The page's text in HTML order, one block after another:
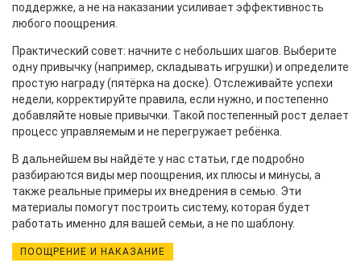
поддержке, а не на наказании усиливает эффективность
любого поощрения.
Практический совет: начните с небольших шагов. Выберите
одну привычку (например, складывать игрушки) и определите
простую награду (пятёрка на доске). Отслеживайте успехи
недели, корректируйте правила, если нужно, и постепенно
добавляйте новые привычки. Такой постепенный рост делает
процесс управляемым и не перегружает ребёнка.
В дальнейшем вы найдёте у нас статьи, где подробно
разбираются виды мер поощрения, их плюсы и минусы, а
также реальные примеры их внедрения в семью. Эти
материалы помогут построить систему, которая будет
работать именно для вашей семьи, а не по шаблону.
ПООЩРЕНИЕ И НАКАЗАНИЕ